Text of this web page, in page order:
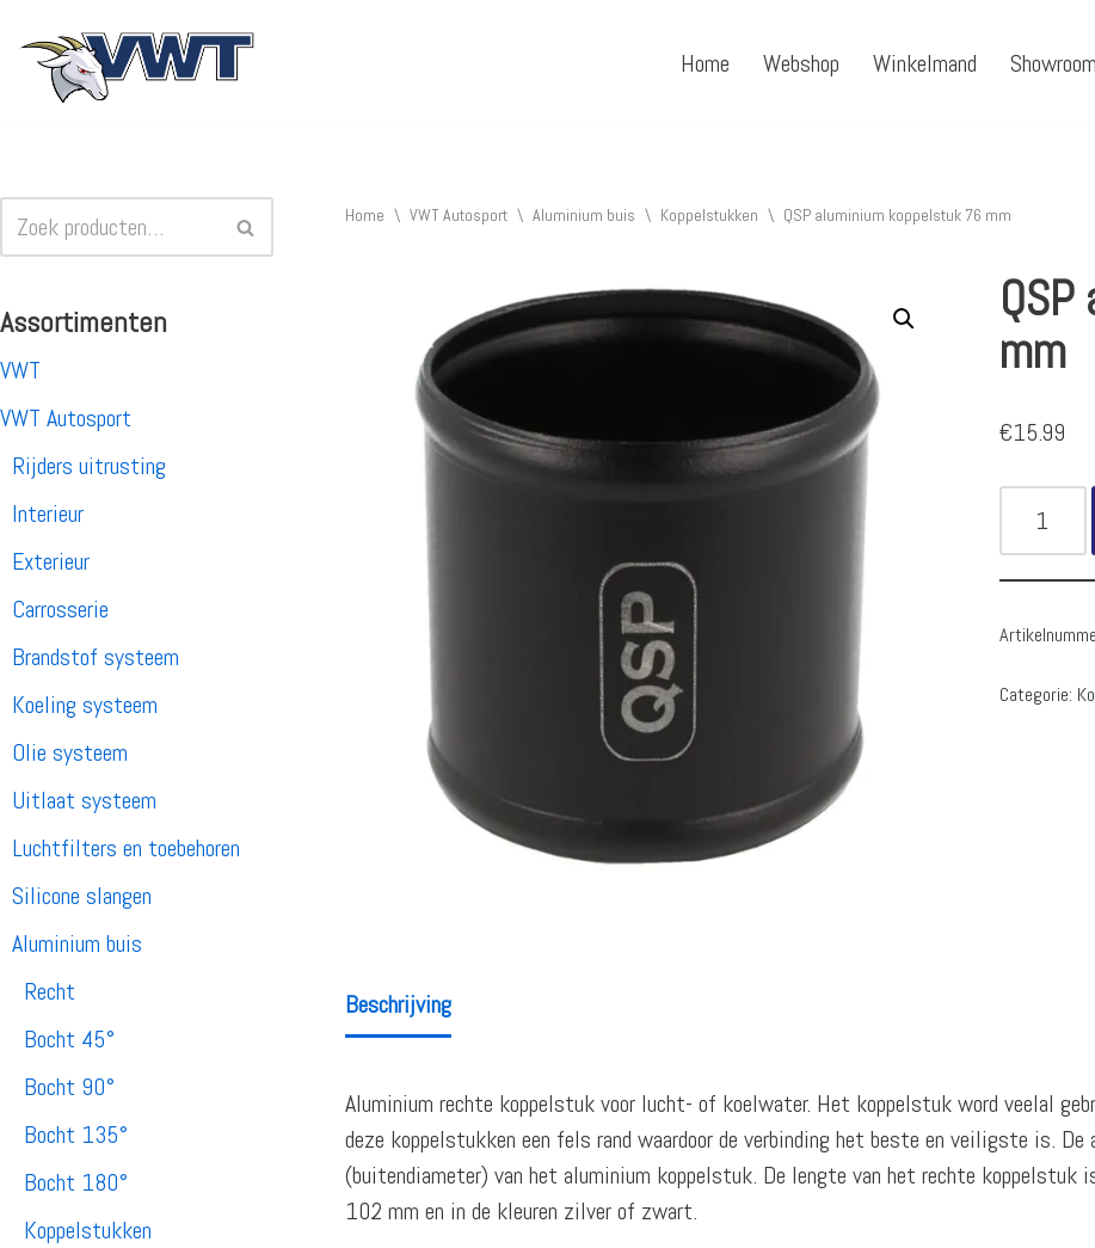
Ga
Home Webshop Winkelmand Showroom
Assortimenten
VWT
VWT Autosport
Rijders uitrusting
Interieur
Exterieur
Carrosserie
Brandstof systeem
Koeling systeem
Olie systeem
Uitlaat systeem
Luchtfilters en toebehoren
Silicone slangen
Aluminium buis
Recht
Bocht 45°
Bocht 90°
Bocht 135°
Bocht 180°
Koppelstukken
Home \ VWT Autosport \ Aluminium buis \ Koppelstukken \ QSP aluminium koppelstuk 76 mm
mm
€15.99
Categorie:
Beschrijving
Aluminium rechte koppelstuk voor lucht- of koelwater. Het koppelstuk word veelal
deze koppelstukken een fels rand waardoor de verbinding het beste en veiligste is.
(buitendiameter) van het aluminium koppelstuk. De lengte van het rechte
102 mm en in de kleuren zilver of zwart.